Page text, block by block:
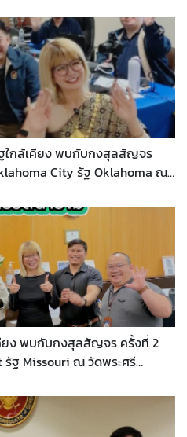
ฐใกล้เคียง พบกับกงสุลสัญจร
City รัฐ Oklahoma ณ
นที่ 25-26 เมษายน 2569 เวลา
คียง พบกับกงสุลสัญจร ครั้งที่ 2
ะศรี
19 เมษายน 2569 เวลา 9.00 น.